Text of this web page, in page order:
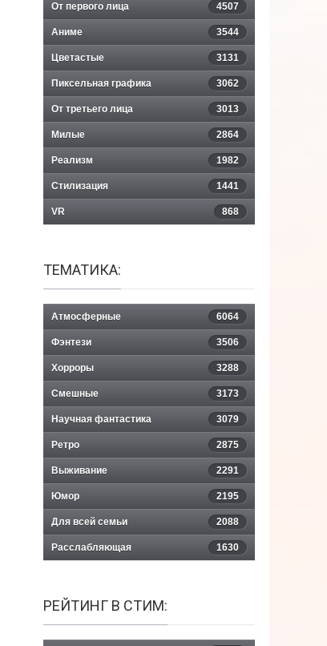
От первого лица 4507
Аниме 3544
Цветастые 3131
Пиксельная графика 3062
От третьего лица 3013
Милые 2864
Реализм 1982
Стилизация 1441
VR 868
ТЕМАТИКА:
Атмосферные 6064
Фэнтези 3506
Хорроры 3288
Смешные 3173
Научная фантастика 3079
Ретро 2875
Выживание 2291
Юмор 2195
Для всей семьи 2088
Расслабляющая 1630
РЕЙТИНГ В СТИМ: